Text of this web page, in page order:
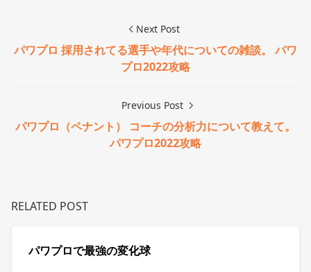
Next Post
パワプロ 採用されてる選手や年代についての雑談。 パワ
プロ2022攻略
Previous Post
パワプロ（ペナント） コーチの分析力について教えて。
パワプロ2022攻略
RELATED POST
パワプロで最強の変化球